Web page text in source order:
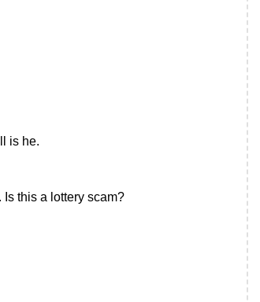
is he.
this a lottery scam?